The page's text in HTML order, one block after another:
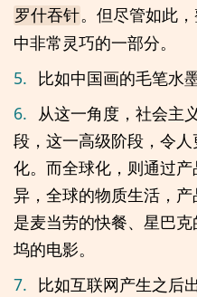
罗什吞针。但尽管如此
中非常灵巧的一部分。
5. 比如中国画的毛笔水
6. 从这一角度，社会主
段，这一高级阶段，令
化。而全球化，则通过
异，全球的物质生活，
是麦当劳的快餐、星巴
坞的电影。
7. 比如互联网产生之后